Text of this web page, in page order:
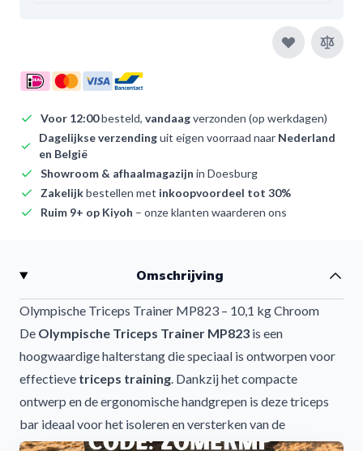
Voor 12:00besteld, vandaagverzonden (op werkdagen)
Dagelijkse verzendinguit eigen voorraad naar Nederland
en België
Showroom & afhaalmagazijn in Doesburg
Zakelijkbestellen met inkoopvoordeel tot 30%
Ruim 9+ op Kiyoh – onze klanten waarderen ons
Omschrijving
Olympische Triceps Trainer MP823 – 10,1 kg Chroom
De Olympische Triceps Trainer MP823 is een
hoogwaardige halterstang die speciaal is ontworpen voor
effectieve triceps training. Dankzij het compacte
ontwerp en de ergonomische handgrepen is deze triceps
bar ideaal voor het isoleren en versterken van de
bovenarmen.